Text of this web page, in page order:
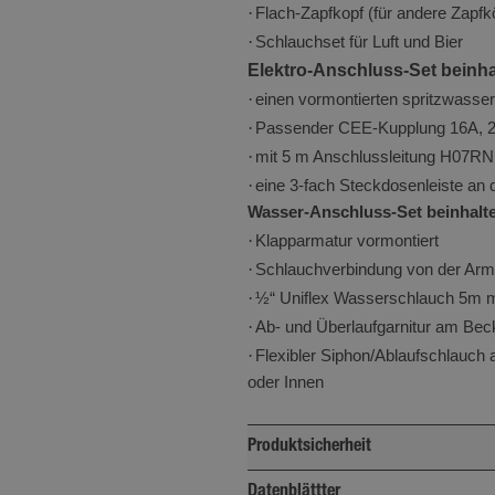
· Flach-Zapfkopf (für andere
· Schlauchset für Luft und Bier
Elektro-Anschluss-Set
·einen vormontierten
· Passender CEE-Kupplung 16A,
· mit 5 m Anschlussleitung
·eine 3-fach Steckdosenleiste an
Wasser-Anschluss-Set
· Klapparmatur vormontiert
· Schlauchverbindung von der
·½“ Uniflex Wasserschlauch 5m
·Ab- und Überlaufgarnitur am
· Flexibler Siphon/
oder Innen
Produktsicherheit
Verantwortlich für Produktsicherheit:
Dieser Cookie-Name ist mit
Analytics verknüpft. Dies ist eine
Aktualisierung des am
Analysedienstes von Google.
wird verwendet, um eindeutige
unterscheiden, indem eine
Nummer als Client-ID zugewiesen
jeder Seitenanforderung auf einer
enthalten und wird zur
Besucher-, Sitzungs- und
die Site-Analyseberichte
Wird von Facebook verwendet, um eine
2 Monate 4 Wochen
1 Jahr